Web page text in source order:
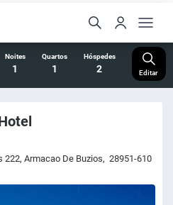
Noites
1
Quartos
1
Hóspedes
2 Editar
222,Armacao De Buzios, 28951-610